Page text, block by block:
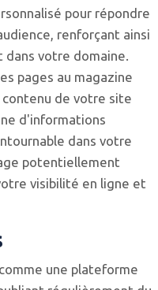
pour répondre
renforçant ainsi
votre domaine.
pages au magazine
de votre site
d'informations
dans votre
potentiellement
visibilité en ligne et
une plateforme